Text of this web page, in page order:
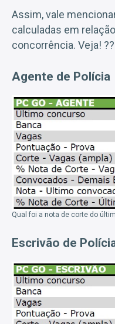
Assim, vale
calculadas em
concorrência. Veja! ??
Agente de Polícia
Qual foi a nota de corte do
Escrivão de